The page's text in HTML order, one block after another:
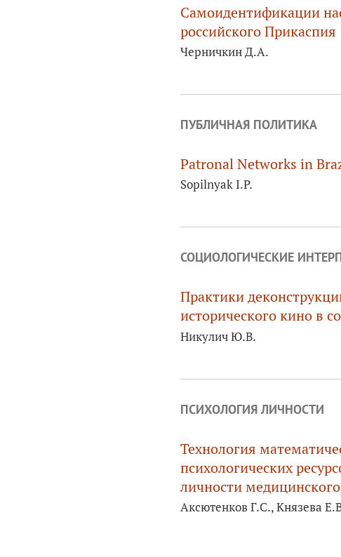
Самоидентификации
российского Прикаспия
Черничкин Д.А.
ПУБЛИЧНАЯ ПОЛИТИКА
Patronal Networks in
Sopilnyak I.P.
СОЦИОЛОГИЧЕСКИЕ
Практики
исторического кино в
Никулич Ю.В.
ПСИХОЛОГИЯ ЛИЧНОСТИ
Технология
психологических
личности
Аксютенков Г.С., Князева